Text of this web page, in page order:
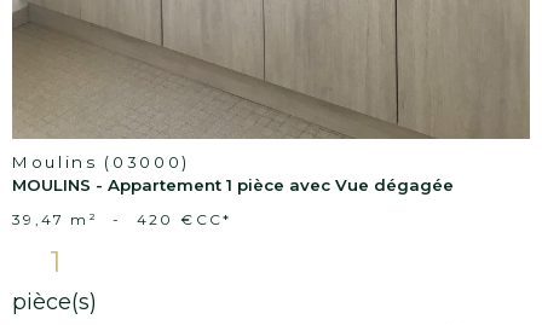
Moulins (03000)
MOULINS - Appartement 1 pièce avec Vue dégagée
39,47 m² - 420 € CC*
1
pièce(s)